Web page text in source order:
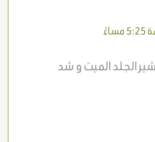
الجلد الميت و شد